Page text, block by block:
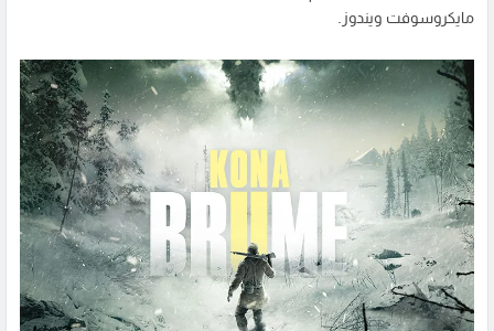
مايكروسوفت ويندوز.